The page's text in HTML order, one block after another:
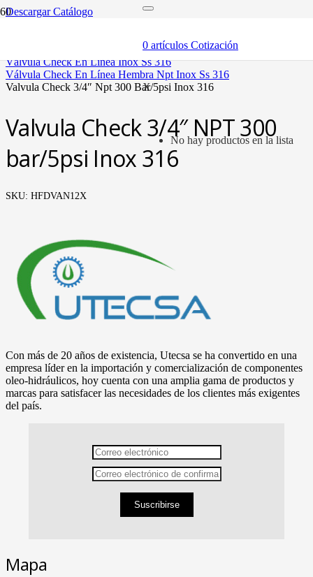
0 artículos Cotización
X
No hay productos en la lista
Descargar Catálogo
válvula check en línea inox ss 316
válvula check en línea hembra npt inox ss 316
valvula check 3/4″ npt 300 bar/5psi inox 316
Valvula Check 3/4″ NPT 300
bar/5psi Inox 316
SKU: HFDVAN12X
Con más de 20 años de existencia, Utecsa se ha convertido en una
empresa líder en la importación y comercialización de componentes
oleo-hidráulicos, hoy cuenta con una amplia gama de productos y
marcas para satisfacer las necesidades de los clientes más exigentes
del país.
Suscribirse
Mapa